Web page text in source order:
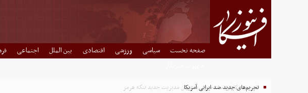
صفحه نخست سیاسی ورزشی اقتصادی بین الملل اجتماعی
اثر جدید کارتونیست سوری با عنوان مدیریت جدید تنگه هرمز
تحریم‌های جدید ضد ایرانی آمریکا